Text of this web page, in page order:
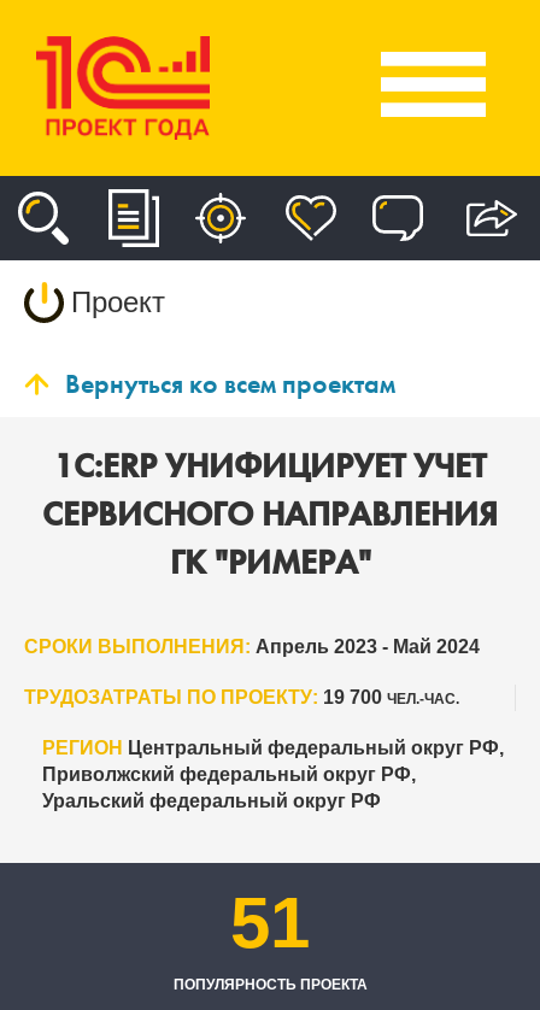
Проект
Вернуться ко всем проектам
1С:ERP УНИФИЦИРУЕТ УЧЕТ
СЕРВИСНОГО НАПРАВЛЕНИЯ
ГК "РИМЕРА"
СРОКИ ВЫПОЛНЕНИЯ: Апрель 2023 - Май 2024
ТРУДОЗАТРАТЫ ПО ПРОЕКТУ: 19 700 ЧЕЛ.-ЧАС.
РЕГИОН Центральный федеральный округ РФ,
Приволжский федеральный округ РФ,
Уральский федеральный округ РФ
51
ПОПУЛЯРНОСТЬ ПРОЕКТА